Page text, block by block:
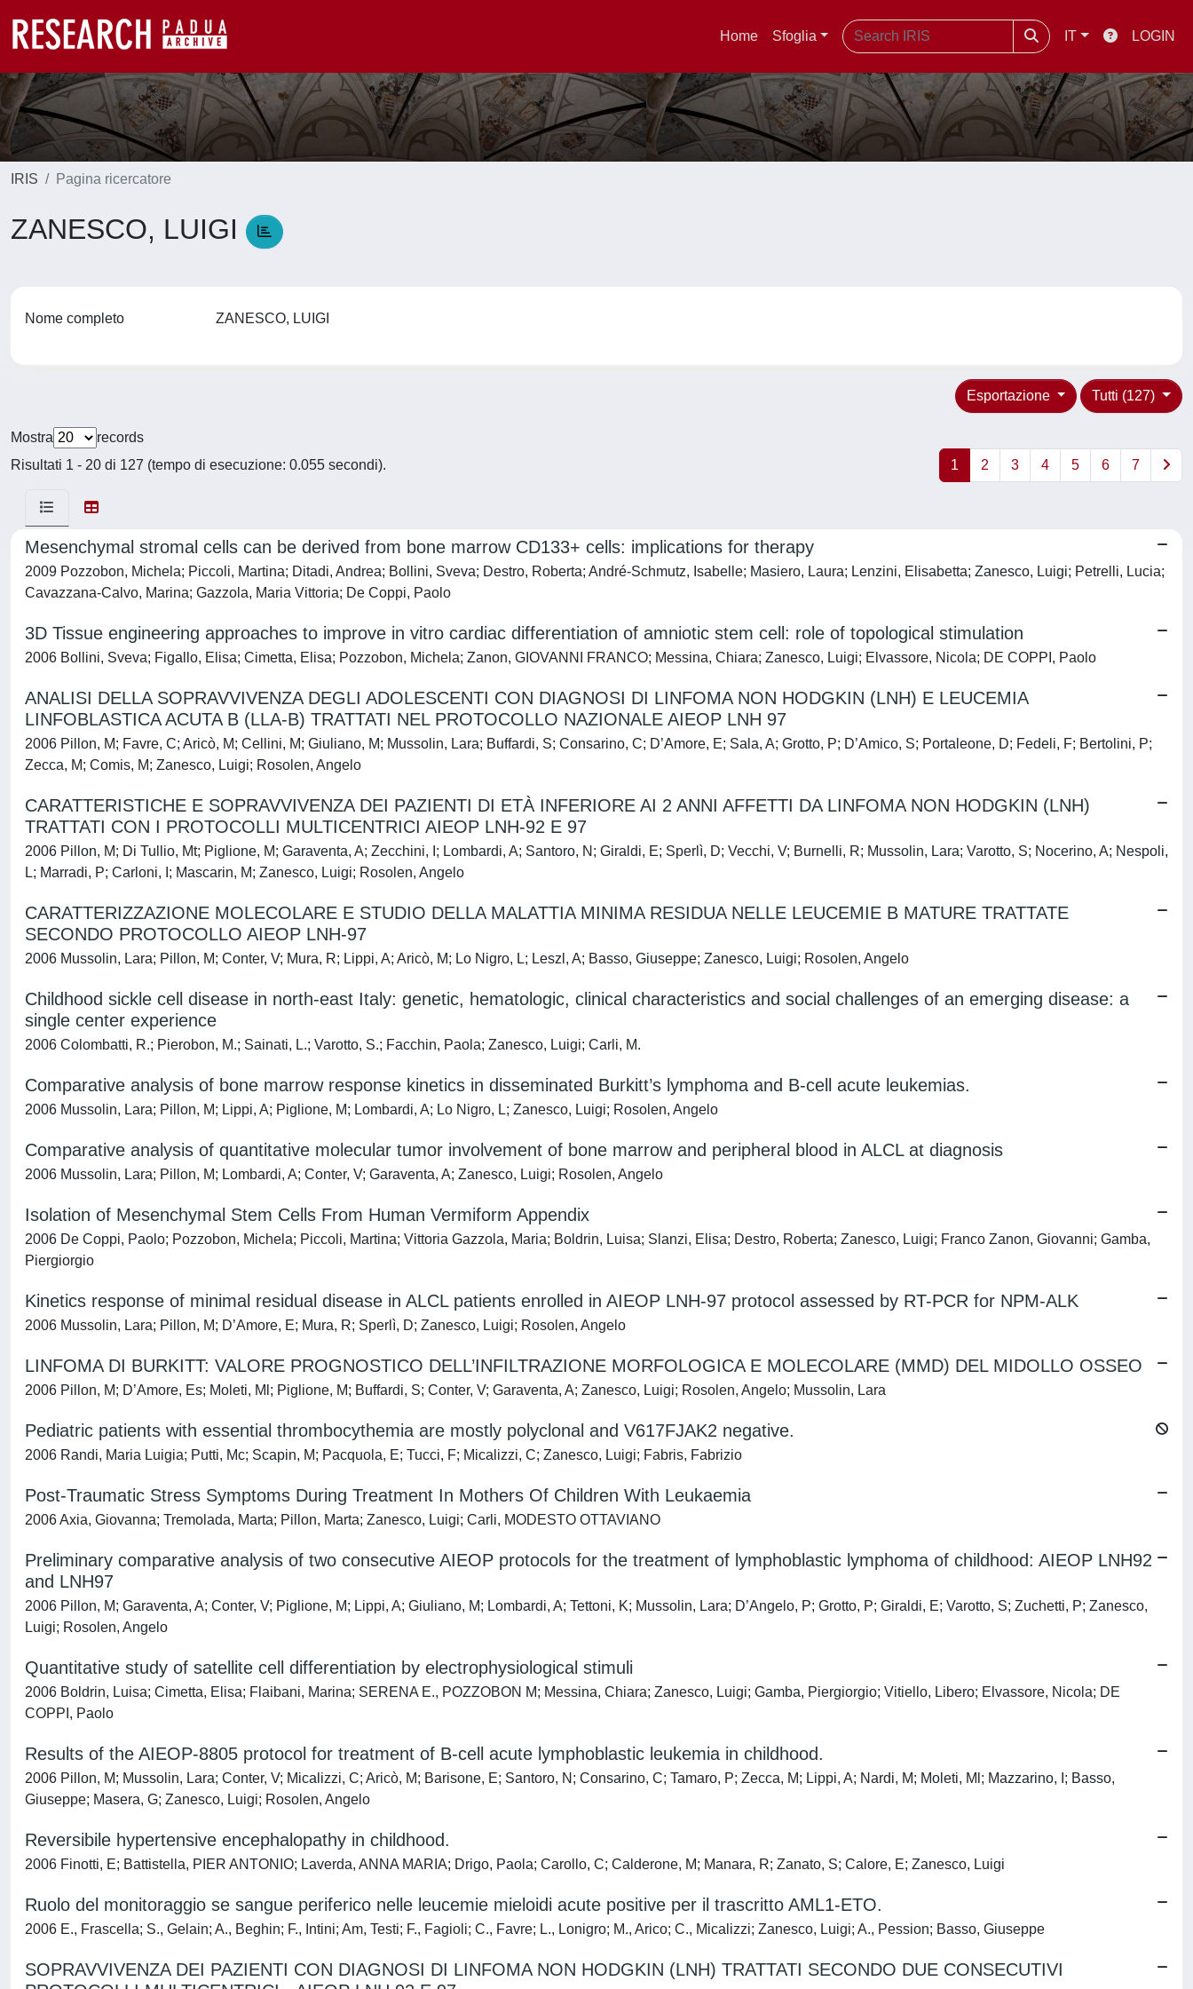
Home Sfoglia IT LOGIN
IRIS Pagina ricercatore
ZANESCO, LUIGI
Nome completo ZANESCO, LUIGI
Tutti (127)
Esportazione
Mostra
records
Risultati 1 - 20 di 127 (tempo di esecuzione: 0.055 secondi).
1 2 3 4 5 6 7
Mesenchymal stromal cells can be derived from bone marrow CD133+ cells: implications for therapy
2009 Pozzobon, Michela; Piccoli, Martina; Ditadi, Andrea; Bollini, Sveva; Destro, Roberta; André-Schmutz, Isabelle; Masiero, Laura; Lenzini, Elisabetta; Zanesco, Luigi; Petrelli, Lucia;
Cavazzana-Calvo, Marina; Gazzola, Maria Vittoria; De Coppi, Paolo
3D Tissue engineering approaches to improve in vitro cardiac differentiation of amniotic stem cell: role of topological stimulation
2006 Bollini, Sveva; Figallo, Elisa; Cimetta, Elisa; Pozzobon, Michela; Zanon, GIOVANNI FRANCO; Messina, Chiara; Zanesco, Luigi; Elvassore, Nicola; DE COPPI, Paolo
ANALISI DELLA SOPRAVVIVENZA DEGLI ADOLESCENTI CON DIAGNOSI DI LINFOMA NON HODGKIN (LNH) E LEUCEMIA
LINFOBLASTICA ACUTA B (LLA-B) TRATTATI NEL PROTOCOLLO NAZIONALE AIEOP LNH 97
2006 Pillon, M; Favre, C; Aricò, M; Cellini, M; Giuliano, M; Mussolin, Lara; Buffardi, S; Consarino, C; D’Amore, E; Sala, A; Grotto, P; D’Amico, S; Portaleone, D; Fedeli, F; Bertolini, P;
Zecca, M; Comis, M; Zanesco, Luigi; Rosolen, Angelo
CARATTERISTICHE E SOPRAVVIVENZA DEI PAZIENTI DI ETÀ INFERIORE AI 2 ANNI AFFETTI DA LINFOMA NON HODGKIN (LNH)
TRATTATI CON I PROTOCOLLI MULTICENTRICI AIEOP LNH-92 E 97
2006 Pillon, M; Di Tullio, Mt; Piglione, M; Garaventa, A; Zecchini, I; Lombardi, A; Santoro, N; Giraldi, E; Sperlì, D; Vecchi, V; Burnelli, R; Mussolin, Lara; Varotto, S; Nocerino, A; Nespoli,
L; Marradi, P; Carloni, I; Mascarin, M; Zanesco, Luigi; Rosolen, Angelo
CARATTERIZZAZIONE MOLECOLARE E STUDIO DELLA MALATTIA MINIMA RESIDUA NELLE LEUCEMIE B MATURE TRATTATE
SECONDO PROTOCOLLO AIEOP LNH-97
2006 Mussolin, Lara; Pillon, M; Conter, V; Mura, R; Lippi, A; Aricò, M; Lo Nigro, L; Leszl, A; Basso, Giuseppe; Zanesco, Luigi; Rosolen, Angelo
Childhood sickle cell disease in north-east Italy: genetic, hematologic, clinical characteristics and social challenges of an emerging disease: a
single center experience
2006 Colombatti, R.; Pierobon, M.; Sainati, L.; Varotto, S.; Facchin, Paola; Zanesco, Luigi; Carli, M.
Comparative analysis of bone marrow response kinetics in disseminated Burkitt’s lymphoma and B-cell acute leukemias.
2006 Mussolin, Lara; Pillon, M; Lippi, A; Piglione, M; Lombardi, A; Lo Nigro, L; Zanesco, Luigi; Rosolen, Angelo
Comparative analysis of quantitative molecular tumor involvement of bone marrow and peripheral blood in ALCL at diagnosis
2006 Mussolin, Lara; Pillon, M; Lombardi, A; Conter, V; Garaventa, A; Zanesco, Luigi; Rosolen, Angelo
Isolation of Mesenchymal Stem Cells From Human Vermiform Appendix
2006 De Coppi, Paolo; Pozzobon, Michela; Piccoli, Martina; Vittoria Gazzola, Maria; Boldrin, Luisa; Slanzi, Elisa; Destro, Roberta; Zanesco, Luigi; Franco Zanon, Giovanni; Gamba,
Piergiorgio
Kinetics response of minimal residual disease in ALCL patients enrolled in AIEOP LNH-97 protocol assessed by RT-PCR for NPM-ALK
2006 Mussolin, Lara; Pillon, M; D’Amore, E; Mura, R; Sperlì, D; Zanesco, Luigi; Rosolen, Angelo
LINFOMA DI BURKITT: VALORE PROGNOSTICO DELL’INFILTRAZIONE MORFOLOGICA E MOLECOLARE (MMD) DEL MIDOLLO OSSEO
2006 Pillon, M; D’Amore, Es; Moleti, Ml; Piglione, M; Buffardi, S; Conter, V; Garaventa, A; Zanesco, Luigi; Rosolen, Angelo; Mussolin, Lara
Pediatric patients with essential thrombocythemia are mostly polyclonal and V617FJAK2 negative.
2006 Randi, Maria Luigia; Putti, Mc; Scapin, M; Pacquola, E; Tucci, F; Micalizzi, C; Zanesco, Luigi; Fabris, Fabrizio
Post-Traumatic Stress Symptoms During Treatment In Mothers Of Children With Leukaemia
2006 Axia, Giovanna; Tremolada, Marta; Pillon, Marta; Zanesco, Luigi; Carli, MODESTO OTTAVIANO
Preliminary comparative analysis of two consecutive AIEOP protocols for the treatment of lymphoblastic lymphoma of childhood: AIEOP LNH92
and LNH97
2006 Pillon, M; Garaventa, A; Conter, V; Piglione, M; Lippi, A; Giuliano, M; Lombardi, A; Tettoni, K; Mussolin, Lara; D’Angelo, P; Grotto, P; Giraldi, E; Varotto, S; Zuchetti, P; Zanesco,
Luigi; Rosolen, Angelo
Quantitative study of satellite cell differentiation by electrophysiological stimuli
2006 Boldrin, Luisa; Cimetta, Elisa; Flaibani, Marina; SERENA E., POZZOBON M; Messina, Chiara; Zanesco, Luigi; Gamba, Piergiorgio; Vitiello, Libero; Elvassore, Nicola; DE
COPPI, Paolo
Results of the AIEOP-8805 protocol for treatment of B-cell acute lymphoblastic leukemia in childhood.
2006 Pillon, M; Mussolin, Lara; Conter, V; Micalizzi, C; Aricò, M; Barisone, E; Santoro, N; Consarino, C; Tamaro, P; Zecca, M; Lippi, A; Nardi, M; Moleti, Ml; Mazzarino, I; Basso,
Giuseppe; Masera, G; Zanesco, Luigi; Rosolen, Angelo
Reversibile hypertensive encephalopathy in childhood.
2006 Finotti, E; Battistella, PIER ANTONIO; Laverda, ANNA MARIA; Drigo, Paola; Carollo, C; Calderone, M; Manara, R; Zanato, S; Calore, E; Zanesco, Luigi
Ruolo del monitoraggio se sangue periferico nelle leucemie mieloidi acute positive per il trascritto AML1-ETO.
2006 E., Frascella; S., Gelain; A., Beghin; F., Intini; Am, Testi; F., Fagioli; C., Favre; L., Lonigro; M., Arico; C., Micalizzi; Zanesco, Luigi; A., Pession; Basso, Giuseppe
SOPRAVVIVENZA DEI PAZIENTI CON DIAGNOSI DI LINFOMA NON HODGKIN (LNH) TRATTATI SECONDO DUE CONSECUTIVI